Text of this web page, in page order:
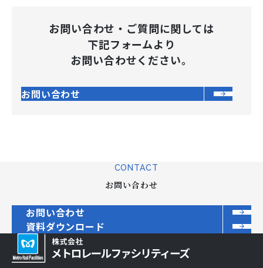
お問い合わせ・ご質問に関しては
下記フォームより
お問い合わせください。
お問い合わせ
CONTACT
お問い合わせ
お問い合わせ
資料ダウンロード